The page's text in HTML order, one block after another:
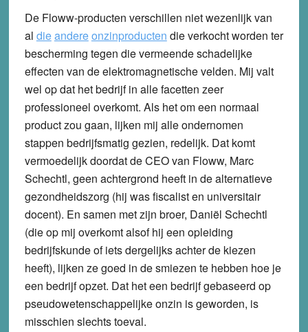
De Floww-producten verschillen niet wezenlijk van
al dieandereonzinproducten die verkocht worden ter
bescherming tegen die vermeende schadelijke
effecten van de elektromagnetische velden. Mij valt
wel op dat het bedrijf in alle facetten zeer
professioneel overkomt. Als het om een normaal
product zou gaan, lijken mij alle ondernomen
stappen bedrijfsmatig gezien, redelijk. Dat komt
vermoedelijk doordat de CEO van Floww, Marc
Schechtl, geen achtergrond heeft in de alternatieve
gezondheidszorg (hij was fiscalist en universitair
docent). En samen met zijn broer, Daniël Schechtl
(die op mij overkomt alsof hij een opleiding
bedrijfskunde of iets dergelijks achter de kiezen
heeft), lijken ze goed in de smiezen te hebben hoe je
een bedrijf opzet. Dat het een bedrijf gebaseerd op
pseudowetenschappelijke onzin is geworden, is
misschien slechts toeval.